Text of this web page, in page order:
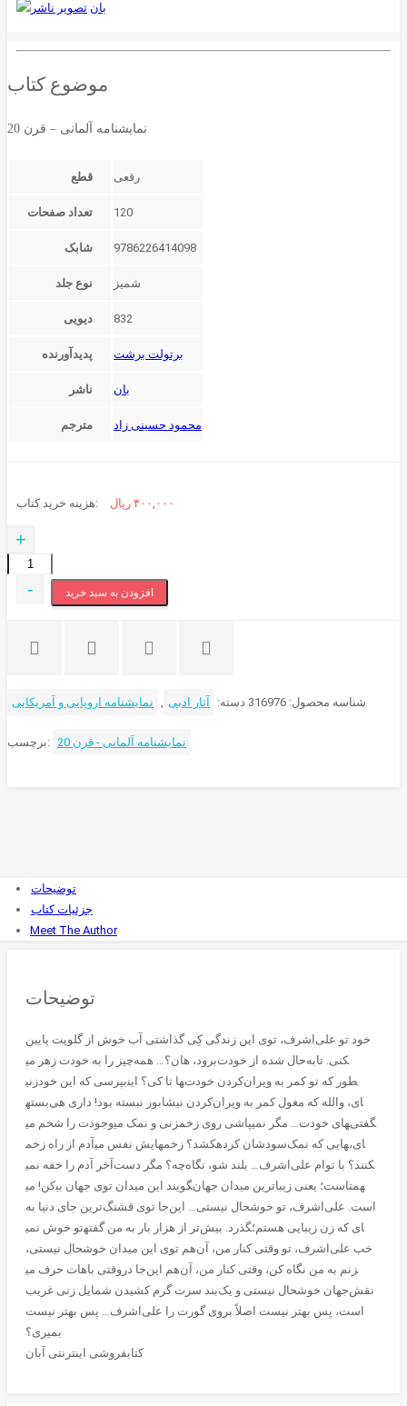
بان
موضوع کتاب
نمایشنامه آلمانی – قرن 20
قطع
تعداد صفحات 120
شابک 9786226414098
نوع جلد شمیز
دیویی 832
پدیدآورنده برتولت برشت
ناشر بان
مترجم محمود حسینی زاد
هزینه خرید کتاب: ۴۰۰,۰۰۰ ریال
+
- افزودن به سبد خرید
شناسه محصول: 316976 دسته: آثار ادبی نمایشنامه اروپایی و آمریکایی
برچسب: نمایشنامه آلمانی - قرن 20
توضیحات
جزئیات کتاب
Meet The Author
توضیحات
خود تو علی‌اشرف، توی این زندگی کِی گذاشتی آب خوش از گلویت پایین
برود، هان؟… همه‌چیز را به خودت زهر می‎کنی. تابه‌حال شده از خودت
بپرسی که این خودزنی‎ها تا کی؟ این‎طور که تو کمر به ویران‌کردن خودت
بسته‎ای، والله که مغول کمر به ویران‌کردن نیشابور نبسته بود! داری هی
وجودت را شخم می‎زنی و نمک می‎پاشی روی زخم‎های خودت… مگر نمی‎گفتی
آدم از راه زخم‎هایش نفس می‎کشد؟ زخم‎هایی که نمک‌سودشان کرده‎ای،
چه؟ مگر دست‌آخر آدم را خفه نمی‎کنند؟ با توام علی‌اشرف… بلند شو، نگاه
کن! می‎گویند این میدان توی جهان بی‎همتاست؛ یعنی زیباترین میدان جهان
است. علی‌اشرف، تو خوشحال نیستی… این‌جا توی قشنگ‌ترین جای دنیا به
تو خوش نمی‎گذرد. بیش‌تر از هزار بار به من گفته‎ای که زن زیبایی هستم؛
خب علی‌اشرف، تو وقتی کنار من، آن‌هم توی این میدان خوشحال نیستی،
وقتی باهات حرف می‎زنم به من نگاه کن، وقتی کنار من، آن‌هم این‌جا در
نقش‌جهان خوشحال نیستی و یک‌بند سرت گرم کشیدن شمایل زنی غریب
است، پس بهتر نیست اصلاً بروی گورت را علی‌اشرف… پس بهتر نیست
بمیری؟
کتابفروشی اینترنتی آبان